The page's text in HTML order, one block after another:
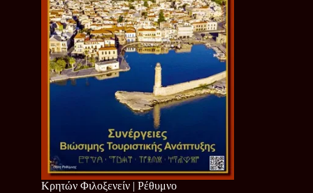
Κρητών Φιλοξενείν | Ρέθυμνο